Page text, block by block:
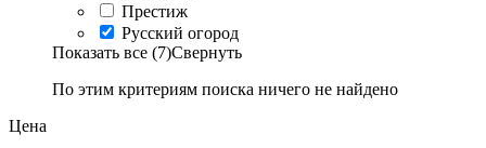
Престиж
Русский огород
Показать все (7)Свернуть
По этим критериям поиска ничего не найдено
Цена